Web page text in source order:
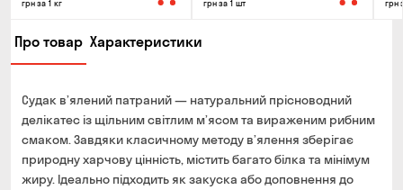
грн за 1 кг грн за 1 шт грн
Про товар Характеристики
Судак в’ялений патраний — натуральний прісноводний
делікатес із щільним світлим м’ясом та вираженим рибним
смаком. Завдяки класичному методу в’ялення зберігає
природну харчову цінність, містить багато білка та мінімум
жиру. Ідеально підходить як закуска або доповнення до